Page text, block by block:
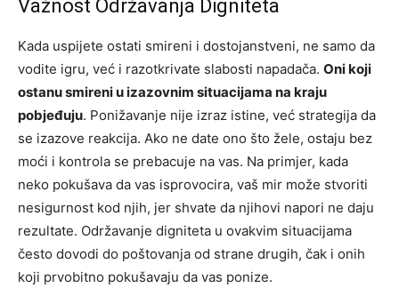
Važnost Održavanja Digniteta
Kada uspijete ostati smireni i dostojanstveni, ne samo da
vodite igru, već i razotkrivate slabosti napadača. Oni koji
ostanu smireni u izazovnim situacijama na kraju
pobjeđuju. Ponižavanje nije izraz istine, već strategija da
se izazove reakcija. Ako ne date ono što žele, ostaju bez
moći i kontrola se prebacuje na vas. Na primjer, kada
neko pokušava da vas isprovocira, vaš mir može stvoriti
nesigurnost kod njih, jer shvate da njihovi napori ne daju
rezultate. Održavanje digniteta u ovakvim situacijama
često dovodi do poštovanja od strane drugih, čak i onih
koji prvobitno pokušavaju da vas ponize.